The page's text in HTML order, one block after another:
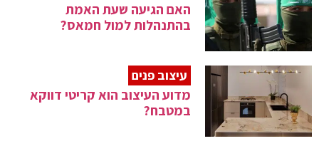
האם הגיעה שעת האמת
בהתנהלות למול חמאס?
עיצוב פנים
מדוע העיצוב הוא קריטי דווקא
במטבח?